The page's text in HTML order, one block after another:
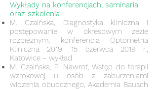
Wykłady na konferencjach, seminaria
oraz szkolenia:
M. Czaińska, Diagnostyka kliniczna i
postępowanie w okresowym zezie
rozbieżnym, konferencja Optometria
Kliniczna 2019, 15 czerwca 2019 r.,
Katowice – wykład
M. Czaińska, P. Nawrot, Wstęp do terapii
wzrokowej u osób z zaburzeniami
widzenia obuocznego, Akademia Bausch